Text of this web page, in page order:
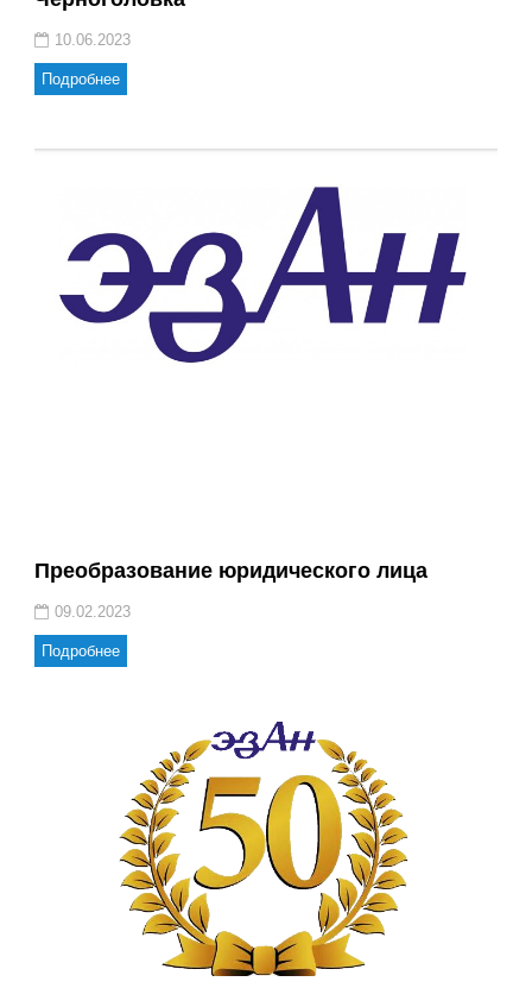
10.06.2023
Подробнее
Преобразование юридического лица
09.02.2023
Подробнее